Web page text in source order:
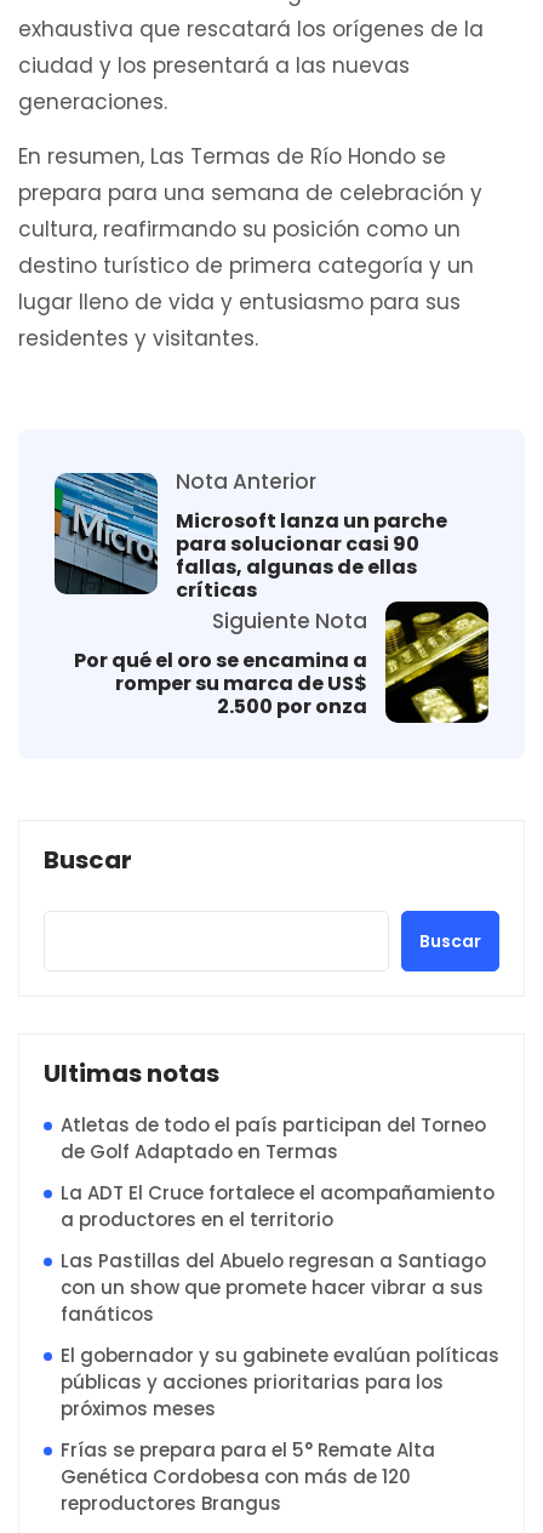
exhaustiva que rescatará los orígenes de la
ciudad y los presentará a las nuevas
generaciones.
En resumen, Las Termas de Río Hondo se
prepara para una semana de celebración y
cultura, reafirmando su posición como un
destino turístico de primera categoría y un
lugar lleno de vida y entusiasmo para sus
residentes y visitantes.
Nota Anterior
Microsoft lanza un parche
para solucionar casi 90
fallas, algunas de ellas
críticas
Siguiente Nota
Por qué el oro se encamina a
romper su marca de US$
2.500 por onza
Buscar
Buscar
Ultimas notas
Atletas de todo el país participan del Torneo
de Golf Adaptado en Termas
La ADT El Cruce fortalece el acompañamiento
a productores en el territorio
Las Pastillas del Abuelo regresan a Santiago
con un show que promete hacer vibrar a sus
fanáticos
El gobernador y su gabinete evalúan políticas
públicas y acciones prioritarias para los
próximos meses
Frías se prepara para el 5° Remate Alta
Genética Cordobesa con más de 120
reproductores Brangus